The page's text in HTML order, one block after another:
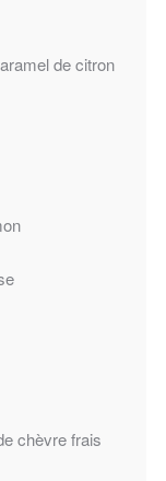
de citron
chèvre frais